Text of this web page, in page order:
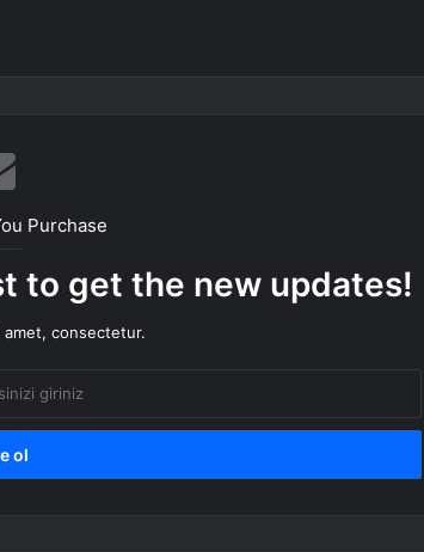
Purchase
to get the new updates!
consectetur.